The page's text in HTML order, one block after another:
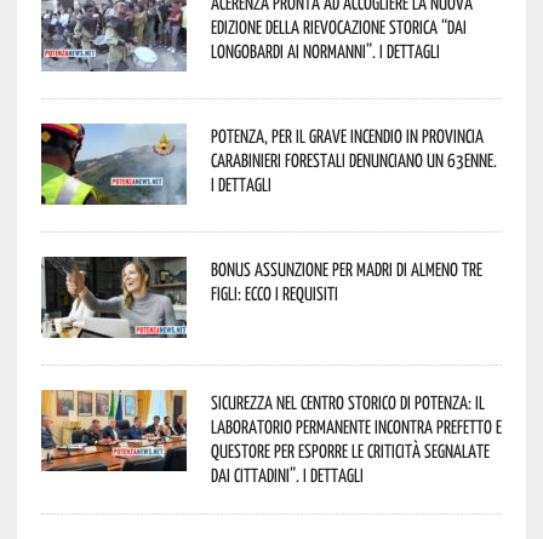
edizione della rievocazione storica “Dai
Longobardi ai Normanni”. I dettagli
Potenza, per il grave incendio in Provincia
Carabinieri forestali denunciano un 63enne.
I dettagli
Bonus assunzione per madri di almeno tre
figli: ecco i requisiti
Sicurezza nel Centro Storico di Potenza: il
Laboratorio Permanente incontra Prefetto e
Questore per esporre le criticità segnalate
dai cittadini”. I dettagli